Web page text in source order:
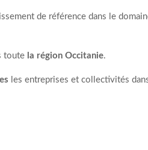
de référence dans le
toute la région Occitanie.
les entreprises et collectivités